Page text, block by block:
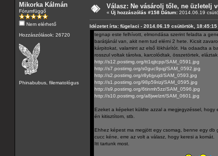
Mikorka Kálmán
Fórumfüggő
Nem elérhető
Hozzászólások: 26720
Phinabubus, filematológus
Válasz: Ne vásárolj tőle, ne üzletelj
« Új hozzászólás #158 Dátum: 2014.06.19
Idézetet írta: fügelaci - 2014.06.19 csütörtök, 18:45:15
tegnap este felhívott, elmondása szerint feladta a
barátjánál van, akit nem tud elérni 2 hete. Kicsit
kárpitokat, valamint az első lökhárítót. Ha odaadta a
rosszul voltak tárolva, karcolódtak, összetörtek,
http://s12.postimg.org/tt1qjtcpp/SAM_0591.jpg
http://s7.postimg.org/s0guc9pqj/SAM_0592.jpg
http://s2.postimg.org/r8ybjyujd/SAM_0593.jpg
http://s1.postimg.org/98p59rizj/SAM_0595.jpg
http://s9.postimg.org/6tinmh5zz/SAM_0596.jpg
http://s10.postimg.org/a8jwelzrt/SAM_0601.jpg
Ezeket a képeket küldte azzal a megjegyzéssel,
én kitisztítom, stb.
Ehhez képest ma megjött egy csomag, benne egy
cucc kéne, erre az volt a válasz, hogy keresi a komát.
Itt tartunk most.